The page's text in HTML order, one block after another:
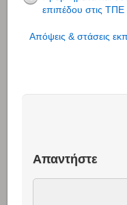
επιπέδου στις ΤΠΕ
Απόψεις & στάσεις
Απαντήστε